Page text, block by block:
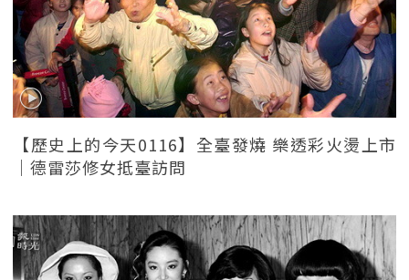
【歷史上的今天0116】全臺發燒 樂透彩火燙上市
｜德雷莎修女抵臺訪問